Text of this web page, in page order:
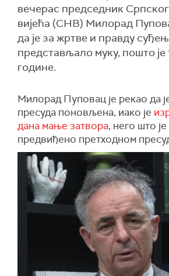
вечерас председник
вијећа (СНВ) Милорад
да је за жртве и правду
представљало муку, пошто је
године.
Милорад Пуповац је рекао да
пресуда поновљена, иако је
дана мање затвора, него што
предвиђено претходном